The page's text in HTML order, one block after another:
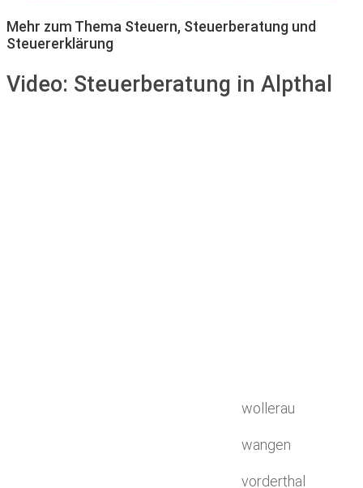
Mehr zum Thema Steuern, Steuerberatung und
Steuererklärung
Video: Steuerberatung in Alpthal
wollerau
wangen
vorderthal